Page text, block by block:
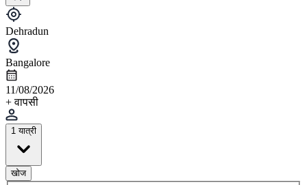
Dehradun
Bangalore
11/08/2026
+ वापसी
1 यात्री
खोज